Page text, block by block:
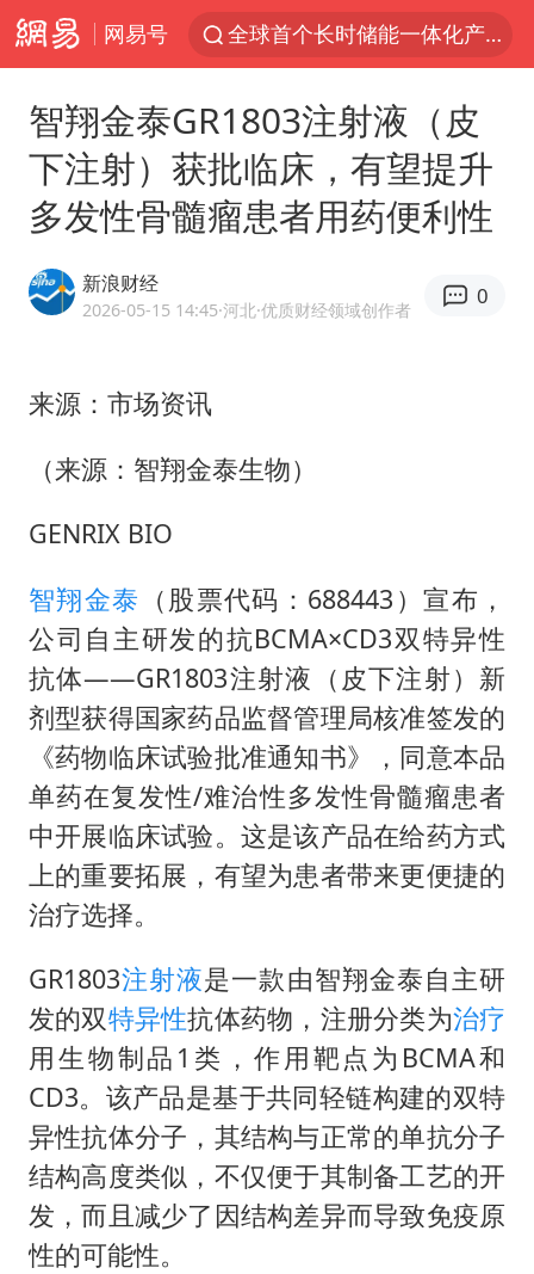
网易号
全球首个长时储能一体化产业园量产
四川宜宾市高县4.9级地震致1人死亡
中国女篮70-67险胜尼日利亚女篮
名创优品回应女子吐槽内裤质量差
国防部：中国军队坚决反制任何闹海挑衅图谋
胡彦斌获《歌手2026》歌王
我国外贸延续良好增长态势
“新疆阿勒泰八月能滑雪”不实
夯实基础开新局
智翔金泰GR1803注射液（皮
下注射）获批临床，有望提升
多发性骨髓瘤患者用药便利性
新浪财经
2026-05-15 14:45·河北·优质财经领域创作者
0
来源：市场资讯
（来源：智翔金泰生物）
GENRIX BIO
智翔金泰 （股票代码：688443）宣布，
公司自主研发的抗BCMA×CD3双特异性
抗体——GR1803注射液（皮下注射）新
剂型获得国家药品监督管理局核准签发的
《药物临床试验批准通知书》，同意本品
单药在复发性/难治性多发性骨髓瘤患者
中开展临床试验。这是该产品在给药方式
上的重要拓展，有望为患者带来更便捷的
治疗选择。
GR1803注射液是一款由智翔金泰自主研
发的双特异性抗体药物，注册分类为治疗
用生物制品1类，作用靶点为BCMA和
CD3。该产品是基于共同轻链构建的双特
异性抗体分子，其结构与正常的单抗分子
结构高度类似，不仅便于其制备工艺的开
发，而且减少了因结构差异而导致免疫原
性的可能性。